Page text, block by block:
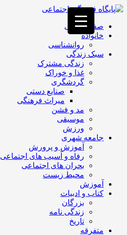
فصد
غرب
تهران
خشکشویی
تصفیه
تهران
صفحه اصلی
خانواده
روانشناسی
سبک زندگی
زندگی مشترک
غذا و خوراک
گردشگری
صنایع دستی
میراث فرهنگی
مد و فشن
موسیقی
ورزش
جامعه شهری
آموزش و پرورش
رفاه و آسیب های اجتماعی
بحران های اجتماعی
محیط زیست
آموزش
کتاب و ادبیات
بزرگان
زندگی نامه
تاریخ
متفرقه